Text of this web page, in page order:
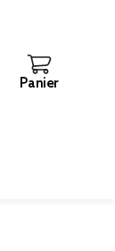
Panier